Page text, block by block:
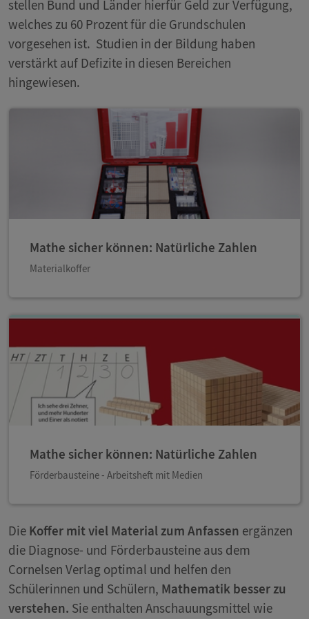
stellen Bund und Länder hierfür Geld zur Verfügung,
welches zu 60 Prozent für die Grundschulen
vorgesehen ist. Studien in der Bildung haben
verstärkt auf Defizite in diesen Bereichen
hingewiesen.
Mathe sicher können: Natürliche Zahlen
Materialkoffer
Mathe sicher können: Natürliche Zahlen
Förderbausteine - Arbeitsheft mit Medien
Die Koffer mit viel Material zum Anfassen ergänzen
die Diagnose- und Förderbausteine aus dem
Cornelsen Verlag optimal und helfen den
Schülerinnen und Schülern, Mathematik besser zu
verstehen. Sie enthalten Anschauungsmittel wie